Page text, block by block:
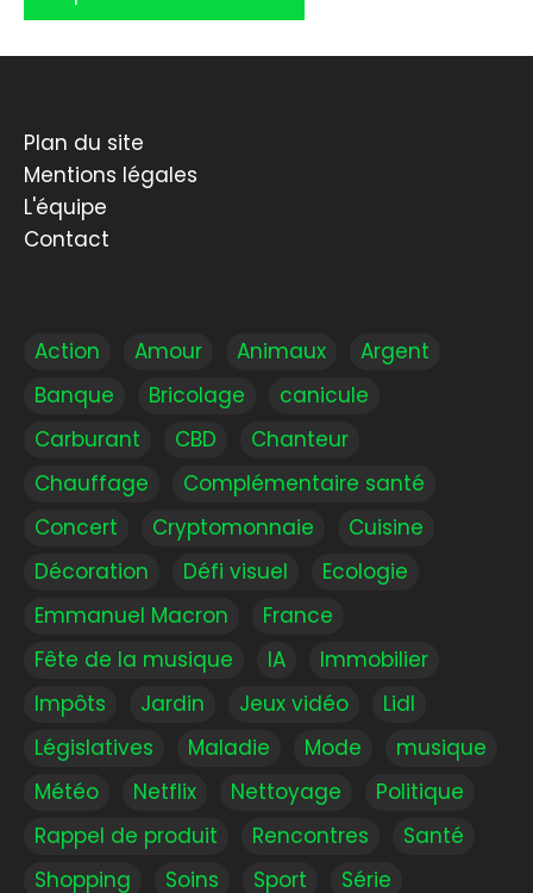
Plan du site
Mentions légales
L'équipe
Contact
Action Amour Animaux
Argent
Banque
Bricolage
canicule
Carburant
CBD
Chanteur
Chauffage
Complémentaire santé
Concert
Cryptomonnaie
Cuisine
Décoration
Défi visuel
Ecologie
Emmanuel Macron
France
Fête de la musique
IA
Immobilier
Impôts
Jardin Jeux vidéo
Lidl
Législatives
Maladie Mode
musique
Météo
Netflix Nettoyage
Politique
Rappel de produit
Rencontres
Santé
Shopping
Soins Sport Série